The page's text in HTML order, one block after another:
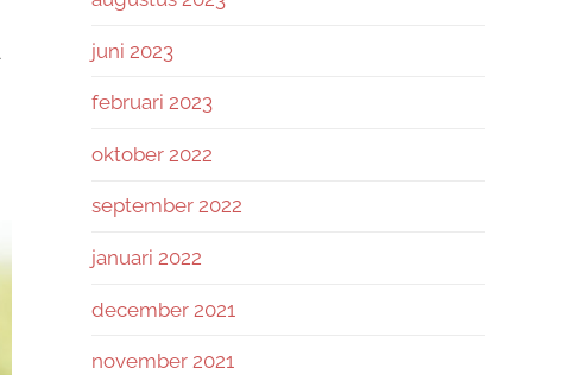
juni 2023
februari 2023
oktober 2022
september 2022
januari 2022
december 2021
november 2021